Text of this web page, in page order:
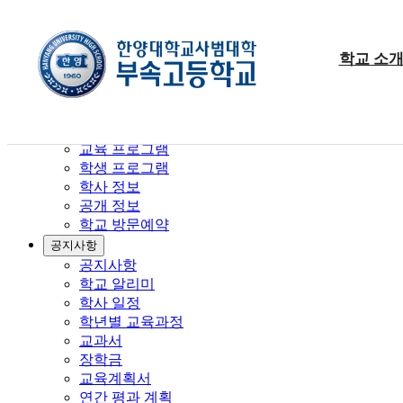
학교 소개
공지사항
학사 정보
교육 프로그램
학생 프로그램
학사 정보
공개 정보
학교 방문예약
공지사항
공지사항
학교 알리미
학사 일정
학년별 교육과정
교과서
장학금
교육계획서
연간 평과 계획